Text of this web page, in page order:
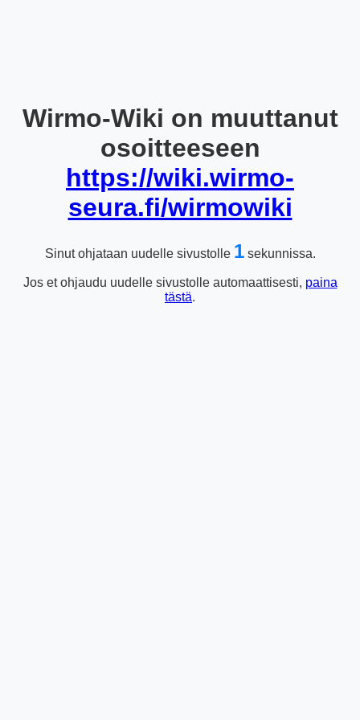
Wirmo-Wiki on muuttanut
osoitteeseen
https://wiki.wirmo-
seura.fi/wirmowiki
Sinut ohjataan uudelle sivustolle 1sekunnissa.
Jos et ohjaudu uudelle sivustolle automaattisesti, paina
tästä.